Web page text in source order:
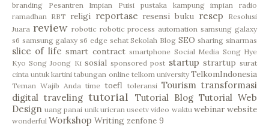
branding
Pesantren Impian Puisi pustaka kampung impian
radio
ramadhan RBT religi reportase resensi buku resep
Resolusi
Juara review robotic robotic process automation samsung galaxy
s6 samsung galaxy s6 edge sehat Sekolah Blog SEO sharing sinarmas
slice of life smart contract smartphone Social Media Song Hye
Kyo Song Joong Ki sosial sponsored post startup strartup surat
cinta untuk kartini tabungan online telkom university TelkomIndonesia
Teman Wajib Anda time toefl toleransi Tourism transformasi
digital traveling tutorial Tutorial Blog Tutorial Web
Design uang panai unik uricran useetv video waktu webinar website
wonderful Workshop Writing zenfone 9